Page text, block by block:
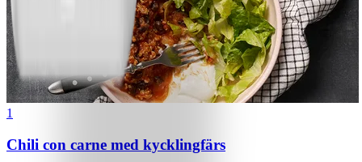
1
Chili con carne med kycklingfärs